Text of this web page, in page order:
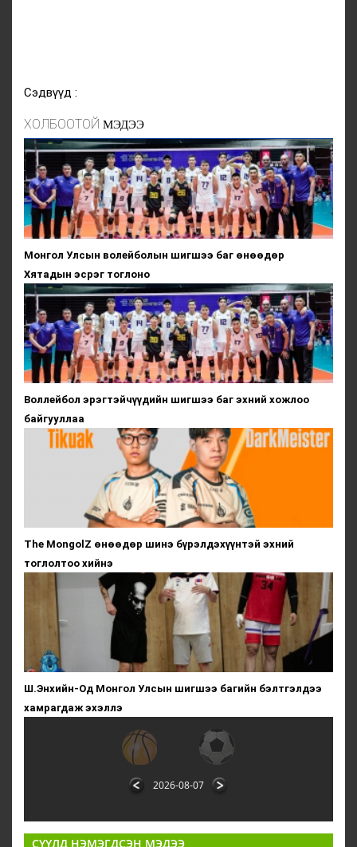
Сэдвүүд :
ХОЛБООТОЙ МЭДЭЭ
Монгол Улсын волейболын шигшээ баг өнөөдөр
Хятадын эсрэг тоглоно
Воллейбол эрэгтэйчүүдийн шигшээ баг эхний хожлоо
байгууллаа
The MongolZ өнөөдөр шинэ бүрэлдэхүүнтэй эхний
тоглолтоо хийнэ
Ш.Энхийн-Од Монгол Улсын шигшээ багийн бэлтгэлдээ
хамрагдаж эхэллэ
2026-08-07
СҮҮЛД НЭМЭГДСЭН МЭДЭЭ